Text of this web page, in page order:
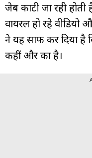
जेब काटी जा रही होती
वायरल हो रहे वीडियो
ने यह साफ कर दिया है
कहीं और का है।